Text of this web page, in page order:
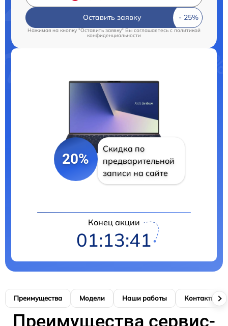
Оставить заявку
Нажимая на кнопку "Оставить заявку" Вы соглашаетесь c политикой
конфиденциальности
20%
Скидка по
предварительной
записи на сайте
Конец акции
01:13:41
Преимущества Модели Наши работы Контакты
Преимущества сервис-